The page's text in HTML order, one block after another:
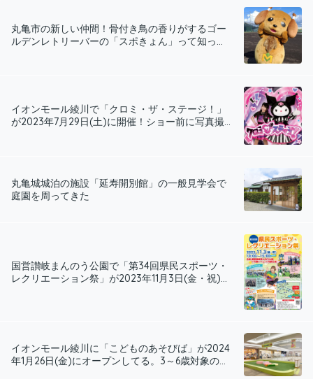
丸亀市の新しい仲間！骨付き鳥の香りがするゴー
ルデンレトリーバーの「スポきょん」って知っ...
イオンモール綾川で「クロミ・ザ・ステージ！」
が2023年7月29日(土)に開催！ショー前に写真撮...
丸亀城城泊の施設「延寿開別館」の一般見学会で
庭園を周ってきた
国営讃岐まんのう公園で「第34回県民スポーツ・
レクリエーション祭」が2023年11月3日(金・祝)...
イオンモール綾川に「こどものあそびば」が2024
年1月26日(金)にオープンしてる。3～6歳対象の...